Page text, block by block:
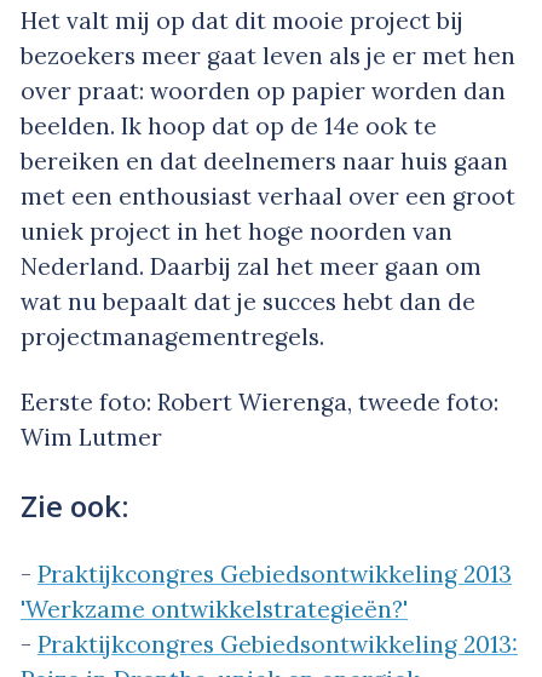
Het valt mij op dat dit mooie project bij
bezoekers meer gaat leven als je er met hen
over praat: woorden op papier worden dan
beelden. Ik hoop dat op de 14e ook te
bereiken en dat deelnemers naar huis gaan
met een enthousiast verhaal over een groot
uniek project in het hoge noorden van
Nederland. Daarbij zal het meer gaan om
wat nu bepaalt dat je succes hebt dan de
projectmanagementregels.
Eerste foto: Robert Wierenga, tweede foto:
Wim Lutmer
Zie ook:
- Praktijkcongres Gebiedsontwikkeling 2013
'Werkzame ontwikkelstrategieën?'
- Praktijkcongres Gebiedsontwikkeling 2013: